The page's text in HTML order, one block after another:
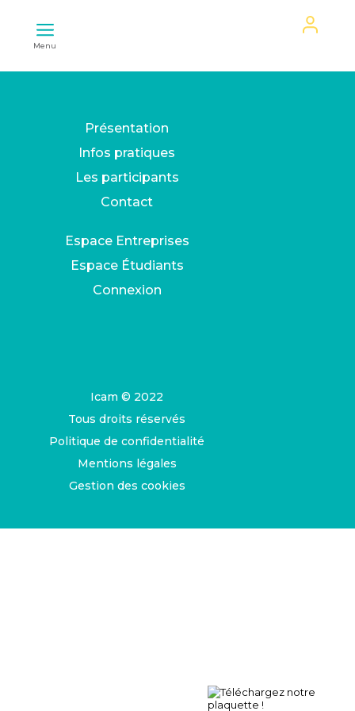
Menu
Présentation
Infos pratiques
Les participants
Contact
Espace Entreprises
Espace Étudiants
Connexion
Icam © 2022
Tous droits réservés
Politique de confidentialité
Mentions légales
Gestion des cookies